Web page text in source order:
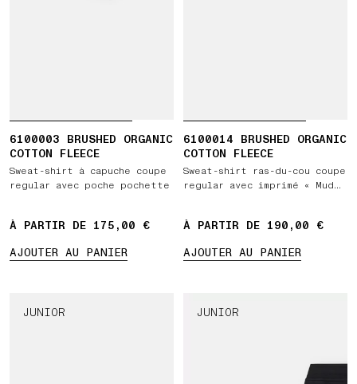
6100003 BRUSHED ORGANIC
COTTON FLEECE
Sweat-shirt à capuche coupe
regular avec poche pochette
À PARTIR DE 175,00 €
AJOUTER AU PANIER
6100014 BRUSHED ORGANIC
COTTON FLEECE
Sweat-shirt ras-du-cou coupe
regular avec imprimé « Mud
À PARTIR DE 190,00 €
AJOUTER AU PANIER
JUNIOR JUNIOR